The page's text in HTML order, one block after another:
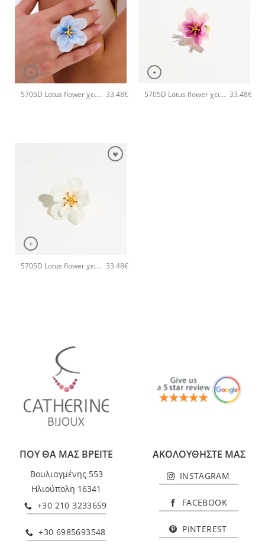
+
5705D Lotus flower χειροποίητο δαχτυλιδι Catherine bijoux Τυρκουάζ 33.48€
+
5705D Lotus flower χειροποίητο δαχτυλιδι Catherine bijoux Ροζ 33.48€
+
5705D Lotus flower χειροποίητο δαχτυλιδι Catherine bijoux Άσπρο 33.48€
ΠΟΥ ΘΑ ΜΑΣ ΒΡΕΙΤΕ
Βουλιαγμένης 553
Ηλιούπολη 16341
+30 210 3233659
+30 6985693548
ΑΚΟΛΟΥΘΗΣΤΕ ΜΑΣ
INSTAGRAM
FACEBOOK
PINTEREST